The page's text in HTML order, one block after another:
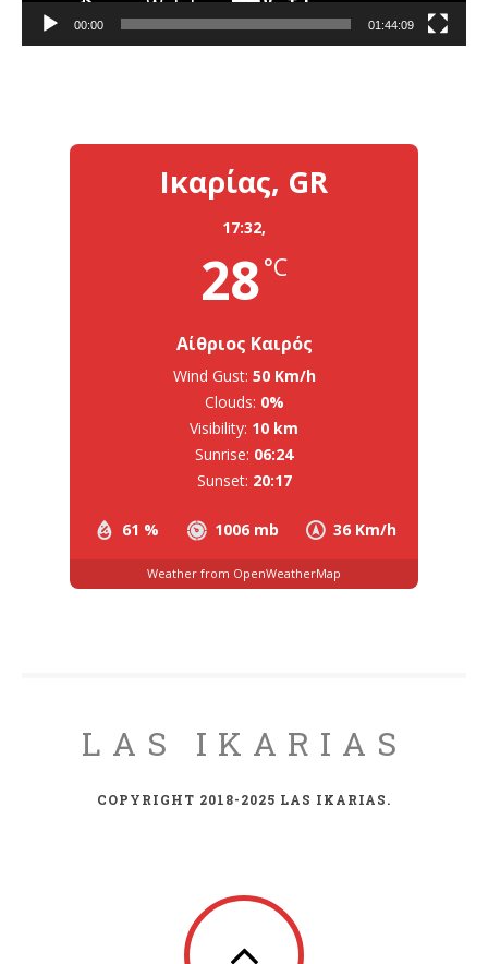
00:00 01:44:09
Ικαρίας, GR
17:32,
28°C
Αίθριος Καιρός
61 % 1006 mb 36 Km/h
Wind Gust: 50 Km/h
Clouds: 0%
Visibility: 10 km
Sunrise: 06:24
Sunset: 20:17
Weather from OpenWeatherMap
LAS IKARIAS
COPYRIGHT 2018-2025 LAS IKARIAS.